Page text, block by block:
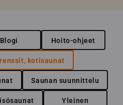
Blogi Hoito-ohjeet
kotisaunat
Saunan suunnittelu
Yleinen